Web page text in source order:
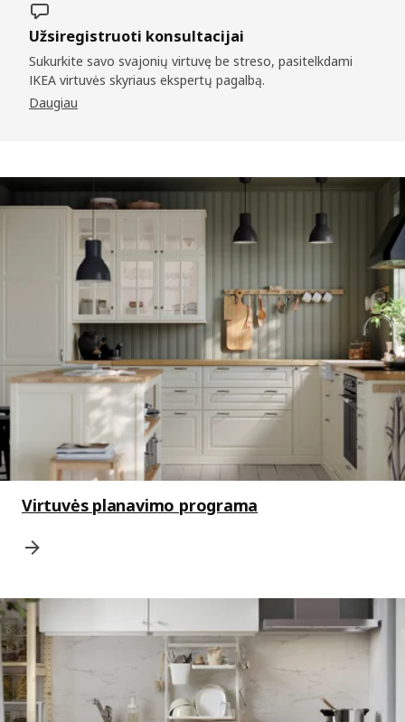
Užsiregistruoti konsultacijai
Sukurkite savo svajonių virtuvę be streso, pasitelkdami
IKEA virtuvės skyriaus ekspertų pagalbą.
Daugiau
Virtuvės planavimo programa